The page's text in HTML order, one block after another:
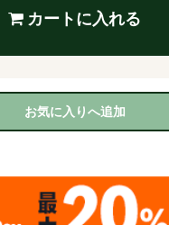
カートに入れる
お気に入りへ追加